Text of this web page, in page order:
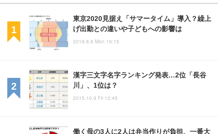
東京2020見据え「サマータイム」導入？繰上
げ出勤との違いや子どもへの影響は
2018.8.6 Mon 19:15
漢字三文字名字ランキング発表…2位「長谷
川」、1位は？
2015.10.9 Fri 12:45
働く母の3人に2人は弁当作りが負担、一番大